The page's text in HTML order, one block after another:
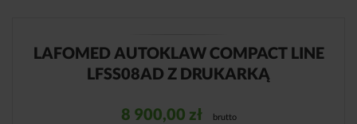
LAFOMED AUTOKLAW COMPACT LINE
LFSS08AD Z DRUKARKĄ
8 900,00 zł brutto